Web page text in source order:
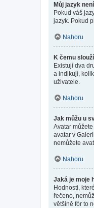
Můj jazyk
Pokud váš
jazyk. Pokud
Nahoru
K čemu
Existují dva
a indikují,
uživatele.
Nahoru
Jak můžu u
Avatar
avatar v
nemůžete
Nahoru
Jaká je moje
Hodnosti,
řečeno,
většině fór to